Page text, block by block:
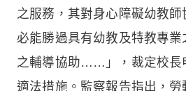
之服務，其對身心障礙幼教
必能勝過具有幼教及特教專
之輔導協助……」，裁定校長
適法措施。監察報告指出，